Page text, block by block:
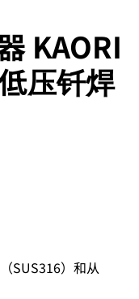
KAORI
压钎焊
SUS316）和从